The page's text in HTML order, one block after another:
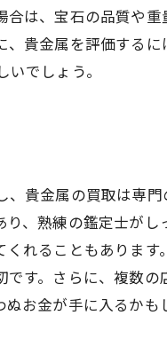
は、宝石の品質や重
貴金属を評価するに
でしょう。
貴金属の買取は専
、熟練の鑑定士がし
れることもあります
す。さらに、複数の
お金が手に入るかも